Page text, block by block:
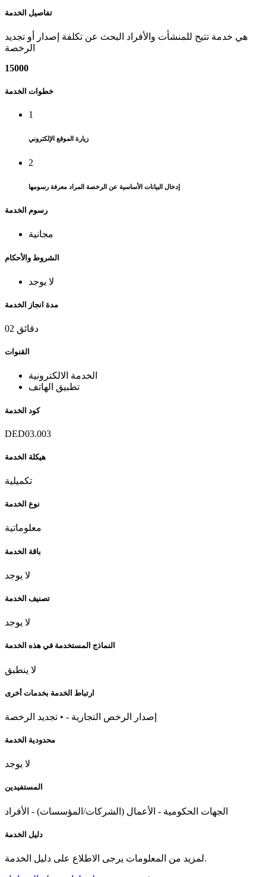
تفاصيل الخدمة
هي خدمة تتيح للمنشأت والأفراد البحث عن تكلفة إصدار أو تجديد
الرخصة
15000
خطوات الخدمة
1
زيارة الموقع الإلكتروني
2
إدخال البيانات الأساسية عن الرخصة المراد معرفة رسومها
رسوم الخدمة
مجانية
الشروط والأحكام
لا يوجد
مدة انجاز الخدمة
02 دقائق
القنوات
الخدمة الالكترونية
تطبيق الهاتف
كود الخدمة
DED03.003
هيكلة الخدمة
تكميلية
نوع الخدمة
معلوماتية
باقة الخدمة
لا يوجد
تصنيف الخدمة
لا يوجد
النماذج المستخدمة في هذه الخدمة
لا ينطبق
ارتباط الخدمة بخدمات أخرى
إصدار الرخص التجارية - • تجديد الرخصة
محدودية الخدمة
لا يوجد
المستفيدين
الجهات الحكومية - الأعمال (الشركات/المؤسسات) - الأفراد
دليل الخدمة
لمزيد من المعلومات يرجى الاطلاع على دليل الخدمة.